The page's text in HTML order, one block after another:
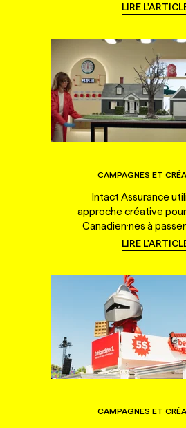
LIRE
CAMPAGNES ET
Intact Assurance
approche créative
Canadien·nes à
LIRE
CAMPAGNES ET